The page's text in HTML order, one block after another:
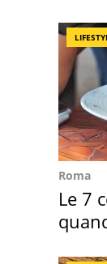
Roma
Le 7